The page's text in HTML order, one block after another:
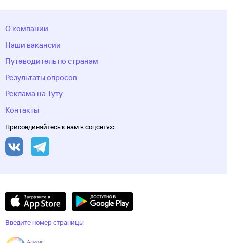
О компании
Наши вакансии
Путеводитель по странам
Результаты опросов
Реклама на Туту
Контакты
Присоединяйтесь к нам в соцсетях:
Введите номер страницы